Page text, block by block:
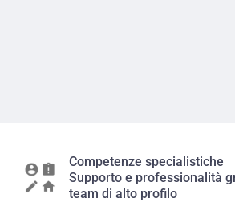
Competenze specialistiche
Supporto e professionalità
team di alto profilo